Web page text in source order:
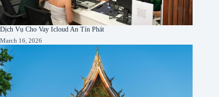
Dịch Vụ Cho Vay Icloud An Tín Phát
March 16, 2026